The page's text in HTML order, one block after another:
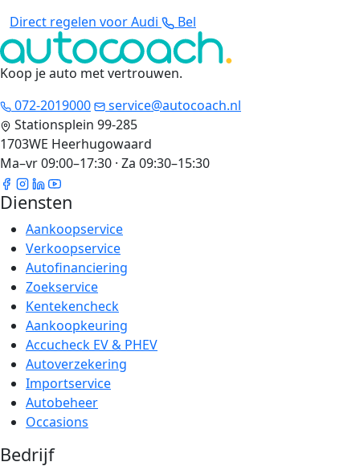
Direct regelen voor Audi
Bel
Koop je auto met vertrouwen.
072-2019000
service@autocoach.nl
Stationsplein 99-285
1703WE Heerhugowaard
Ma–vr 09:00–17:30 · Za 09:30–15:30
Diensten
Aankoopservice
Verkoopservice
Autofinanciering
Zoekservice
Kentekencheck
Aankoopkeuring
Accucheck EV & PHEV
Autoverzekering
Importservice
Autobeheer
Occasions
Bedrijf